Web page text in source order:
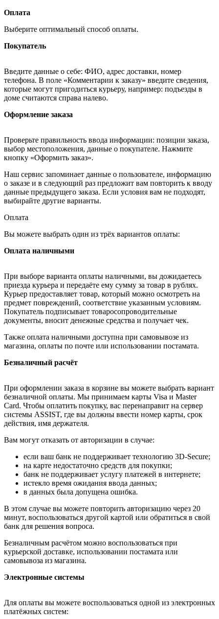
Оплата
Выберите оптимальный способ оплаты.
Покупатель
Введите данные о себе: ФИО, адрес доставки, номер
телефона. В поле «Комментарии к заказу» введите сведения,
которые могут пригодиться курьеру, например: подъезды в
доме считаются справа налево.
Оформление заказа
Проверьте правильность ввода информации: позиции заказа,
выбор местоположения, данные о покупателе. Нажмите
кнопку «Оформить заказ».
Наш сервис запоминает данные о пользователе, информацию
о заказе и в следующий раз предложит вам повторить к вводу
данные предыдущего заказа. Если условия вам не подходят,
выбирайте другие варианты.
Оплата
Вы можете выбрать один из трёх вариантов оплаты:
Оплата наличными
При выборе варианта оплаты наличными, вы дожидаетесь
приезда курьера и передаёте ему сумму за товар в рублях.
Курьер предоставляет товар, который можно осмотреть на
предмет повреждений, соответствие указанным условиям.
Покупатель подписывает товаросопроводительные
документы, вносит денежные средства и получает чек.
Также оплата наличными доступна при самовывозе из
магазина, оплаты по почте или использовании постамата.
Безналичный расчёт
При оформлении заказа в корзине вы можете выбрать вариант
безналичной оплаты. Мы принимаем карты Visa и Master
Card. Чтобы оплатить покупку, вас перенаправит на сервер
системы ASSIST, где вы должны ввести номер карты, срок
действия, имя держателя.
Вам могут отказать от авторизации в случае:
если ваш банк не поддерживает технологию 3D-Secure;
на карте недостаточно средств для покупки;
банк не поддерживает услугу платежей в интернете;
истекло время ожидания ввода данных;
в данных была допущена ошибка.
В этом случае вы можете повторить авторизацию через 20
минут, воспользоваться другой картой или обратиться в свой
банк для решения вопроса.
Безналичным расчётом можно воспользоваться при
курьерской доставке, использовании постамата или
самовывоза из магазина.
Электронные системы
Для оплаты вы можете воспользоваться одной из электронных
платёжных систем: